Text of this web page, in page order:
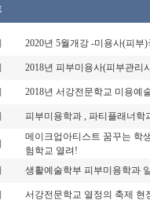
2020년 5월개강 -미용사(피
2018년 피부미용사(피부관리
2018년 서강전문학교 미용예
피부미용학과 , 파티플래너학
메이크업아티스트 꿈꾸는 학
험학교 열려!
생활예술학부 피부미용학과
서강전문학교 열정의 축제 현